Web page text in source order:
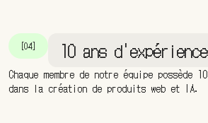
[04] 10 ans d'expérience
Chaque membre de notre équipe possède
dans la création de produits web et IA.